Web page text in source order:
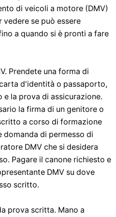
di veicoli a motore (DMV)
vedere se può essere
a quando si è pronti a fare
Prendete una forma di
d'identità o passaporto,
e la prova di assicurazione.
la firma di un genitore o
a corso di formazione
di permesso di
DMV che si desidera
Pagare il canone richiesto e
DMV su dove
scritto.
prova scritta. Mano a